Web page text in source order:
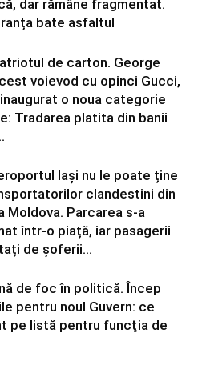
dar rămâne fragmentat.
bate asfaltul
de carton. George
voievod cu opinci Gucci,
o noua categorie
Tradarea platita din banii
Iași nu le poate ține
clandestini din
Moldova. Parcarea s-a
într-o piață, iar pasagerii
de șoferii...
de foc în politică. Încep
pentru noul Guvern: ce
pe listă pentru funcţia de